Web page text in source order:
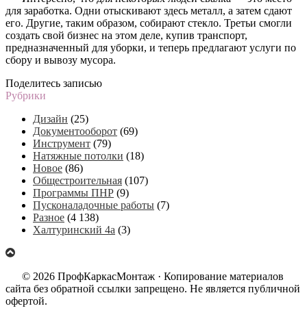
для заработка. Одни отыскивают здесь металл, а затем сдают
его. Другие, таким образом, собирают стекло. Третьи смогли
создать свой бизнес на этом деле, купив транспорт,
предназначенный для уборки, и теперь предлагают услуги по
сбору и вывозу мусора.
Поделитесь записью
Рубрики
Дизайн (25)
Документооборот (69)
Инструмент (79)
Натяжные потолки (18)
Новое (86)
Общестроительная (107)
Программы ПНР (9)
Пусконаладочные работы (7)
Разное (4 138)
Халтуринский 4а (3)
© 2026 ПрофКаркасМонтаж · Копирование материалов
сайта без обратной ссылки запрещено. Не является публичной
офертой.